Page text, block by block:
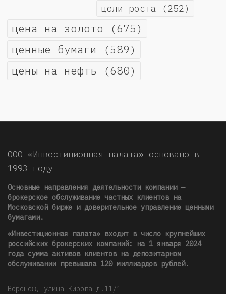
цели роста (252)
цена на золото (675)
ценные бумаги (589)
цены на нефть (680)
ООО «Инвестиционная палата» основано в
1993 году
Основные направления деятельности компании —
брокерское обслуживание частных клиентов на
Московской бирже и доверительное управление ценными
бумагами.
«Инвестиционная палата» входит в число крупнейших
российских брокерских компаний: на 1 января 2024
года сумма активов клиентов на депозитарном
обслуживании превышала 120 миллиардов рублей.
Воронеж, улица Кирова д.11/1